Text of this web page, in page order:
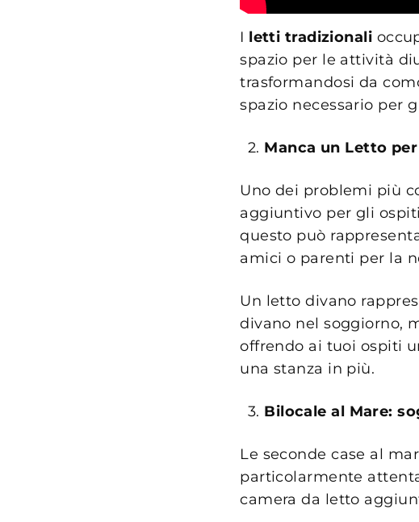
I letti tradizionali
spazio per le attività
trasformandosi da
spazio necessario per
Manca un Letto
Uno dei problemi più
aggiuntivo per gli
questo può
amici o parenti per la
Un letto divano
divano nel soggiorno,
offrendo ai tuoi ospiti
una stanza in più.
Bilocale al Mare:
Le seconde case al
particolarmente
camera da letto